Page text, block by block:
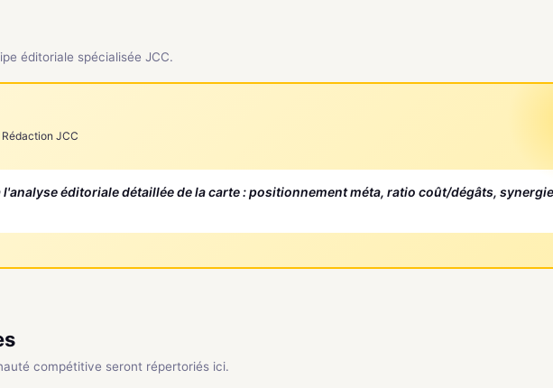
éditoriale spécialisée JCC.
JCC
l'analyse éditoriale détaillée de la carte : positionnement méta, ratio coût/dégâts,
compétitive seront répertoriés ici.